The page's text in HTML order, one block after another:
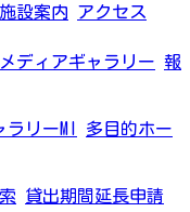
施設案内 アクセス
メディアギャラリー 報
ラリーMI
多目的ホー
貸出期間延長申請